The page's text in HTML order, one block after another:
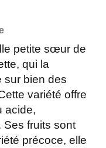
petite sœur de
qui la
sur bien des
variété offre
acide,
Ses fruits sont
précoce, elle